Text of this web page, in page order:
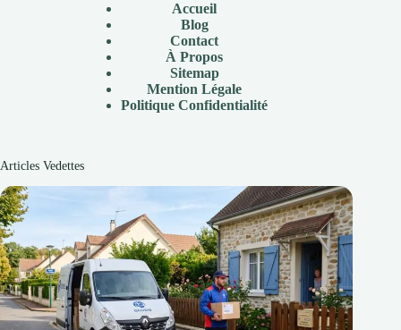
Accueil
Blog
Contact
À Propos
Sitemap
Mention Légale
Politique Confidentialité
Articles Vedettes